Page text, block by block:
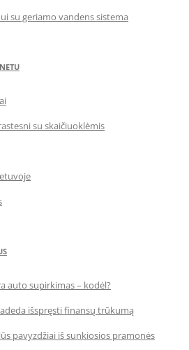
su geriamo vandens sistema
su skaičiuoklėmis
auto supirkimas – kodėl?
išspręsti finansų trūkumą
pavyzdžiai iš sunkiosios pramonės